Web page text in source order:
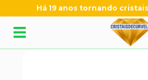
Há 19 anos tornando